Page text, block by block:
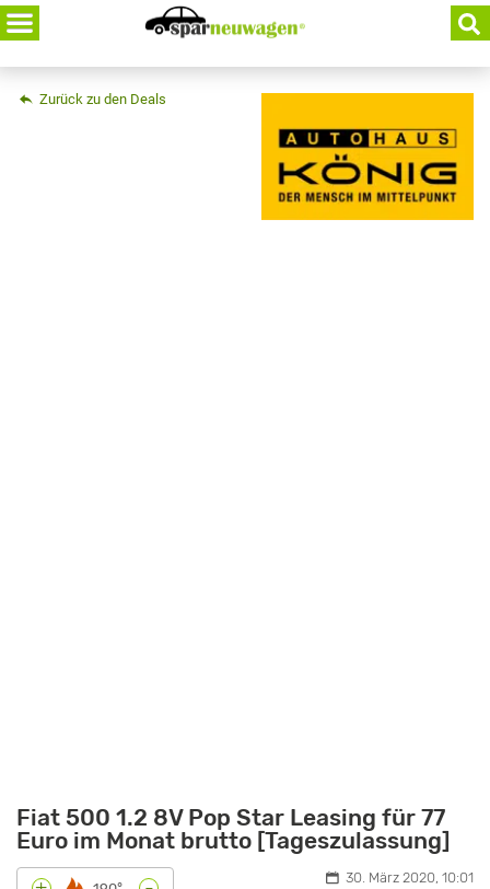
Skip
to
content
Zurück zu den Deals
Fiat 500 1.2 8V Pop Star Leasing für 77
Euro im Monat brutto [Tageszulassung]
30. März 2020, 10:01